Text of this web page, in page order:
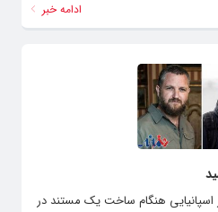
ادامه خبر
اسپانیایی هنگام ساخت یک مستند در